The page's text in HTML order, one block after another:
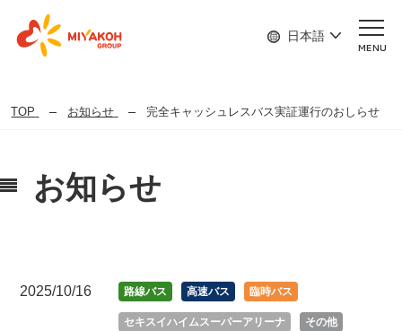
日本語
MENU
TOP お知らせ 完全キャッシュレスバス実証運行のおしらせ
お知らせ
2025/10/16 路線バス 高速バス 臨時バス
セキスイハイムスーパーアリーナ その他